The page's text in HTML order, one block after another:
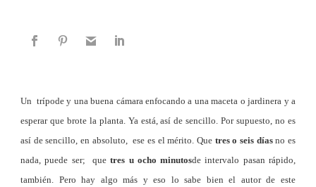
Un trípode y una buena cámara enfocando a una maceta o jardinera y a
esperar que brote la planta. Ya está, así de sencillo. Por supuesto, no es
así de sencillo, en absoluto, ese es el mérito. Que tres o seis díasno es
nada, puede ser; quetres u ocho minutosde intervalo pasan rápido,
también. Pero hay algo más y eso lo sabe bien el autor de este